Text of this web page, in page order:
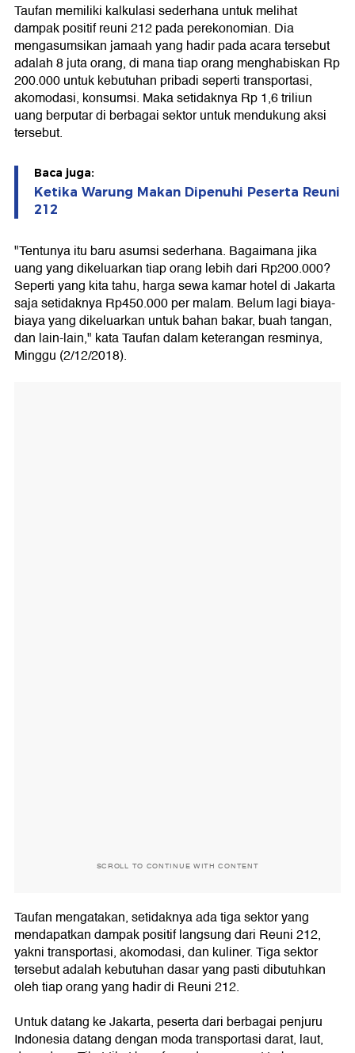
Taufan memiliki kalkulasi sederhana untuk melihat
dampak positif reuni 212 pada perekonomian. Dia
mengasumsikan jamaah yang hadir pada acara tersebut
adalah 8 juta orang, di mana tiap orang menghabiskan Rp
200.000 untuk kebutuhan pribadi seperti transportasi,
akomodasi, konsumsi. Maka setidaknya Rp 1,6 triliun
uang berputar di berbagai sektor untuk mendukung aksi
tersebut.
Baca juga:
Ketika Warung Makan Dipenuhi Peserta Reuni
212
"Tentunya itu baru asumsi sederhana. Bagaimana jika
uang yang dikeluarkan tiap orang lebih dari Rp200.000?
Seperti yang kita tahu, harga sewa kamar hotel di Jakarta
saja setidaknya Rp450.000 per malam. Belum lagi biaya-
biaya yang dikeluarkan untuk bahan bakar, buah tangan,
dan lain-lain," kata Taufan dalam keterangan resminya,
Minggu (2/12/2018).
SCROLL TO CONTINUE WITH CONTENT
Taufan mengatakan, setidaknya ada tiga sektor yang
mendapatkan dampak positif langsung dari Reuni 212,
yakni transportasi, akomodasi, dan kuliner. Tiga sektor
tersebut adalah kebutuhan dasar yang pasti dibutuhkan
oleh tiap orang yang hadir di Reuni 212.
Untuk datang ke Jakarta, peserta dari berbagai penjuru
Indonesia datang dengan moda transportasi darat, laut,